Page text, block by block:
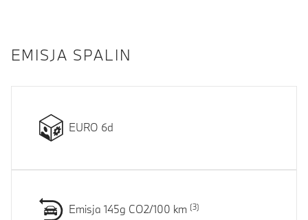
EMISJA SPALIN
EURO 6d
Emisja 145g CO2/100 km